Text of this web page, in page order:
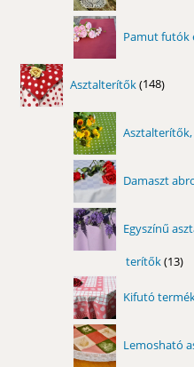
Pamut futók
Asztalterítők 148
termék
Damaszt
Egyszínű
terítők 1313
Kifutó
Lemosható